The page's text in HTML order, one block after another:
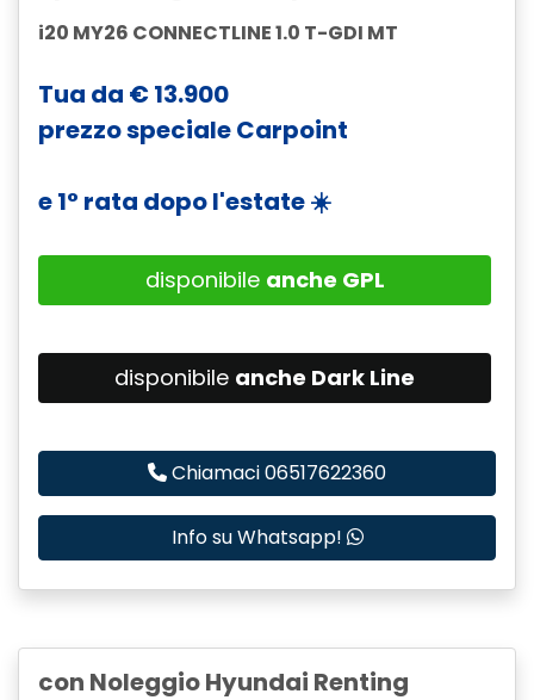
i20 MY26 CONNECTLINE 1.0 T-GDI MT
Tua da € 13.900
prezzo speciale Carpoint
e 1° rata dopo l'estate ☀️
disponibile anche GPL
disponibile anche Dark Line
Chiamaci 06517622360
Info su Whatsapp!
con Noleggio Hyundai Renting